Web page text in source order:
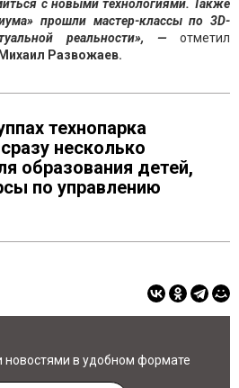
с новыми технологиями. Также
прошли мастер-классы по 3D-
реальности», —отметил
Михаил Развожаев.
технопарка
несколько
образования детей,
по управлению
новостями в удобном формате